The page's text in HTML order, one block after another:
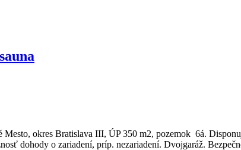
okres Bratislava III, ÚP 350 m2, pozemok 6á.
dohody o zariadení, príp. nezariadení. Dvojgaráž.